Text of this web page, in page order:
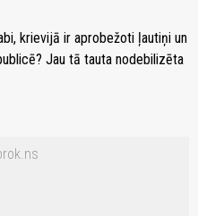
krievijā ir aprobežoti ļautiņi un
Jau tā tauta nodebilizēta